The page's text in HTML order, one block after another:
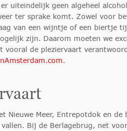
er uiteindelijk geen algeheel
ter sprake komt. Zowel voor
van een wijntje of een biertje
zijn. Daarom moeten we
vooral de pleziervaart
.
Nieuwe Meer, Entrepotdok en
vallen. Bij de Berlagebrug, net